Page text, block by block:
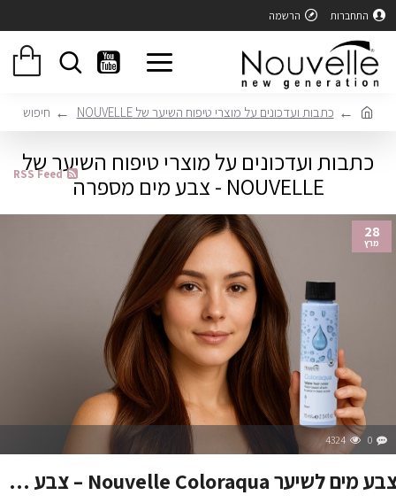
התחברות הרשמה
כתבות ועדכונים על מוצרי טיפוח השיער של NOUVELLE חיפוש
כתבות ועדכונים על מוצרי טיפוח השיער של
NOUVELLE - צבע מים מספרה
RSS Feed
28
מרץ
0
4324
צבע מים לשיער Nouvelle Coloraqua – צבע שיער בריא וללא כימיקלים